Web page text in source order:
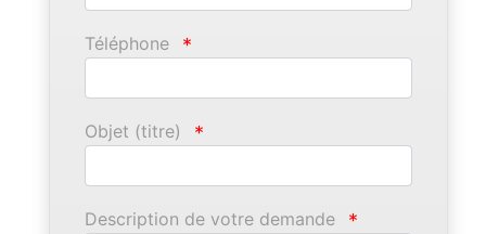
Téléphone *
Objet (titre) *
Description de votre demande *